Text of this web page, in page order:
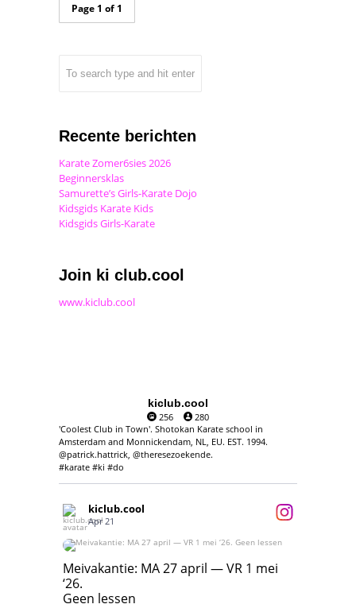
Page 1 of 1
Recente berichten
Karate Zomer6sies 2026
Beginnersklas
Samurette’s Girls-Karate Dojo
Kidsgids Karate Kids
Kidsgids Girls-Karate
Join ki club.cool
www.kiclub.cool
kiclub.cool
256
280
'Coolest Club in Town'. Shotokan Karate school in
Amsterdam and Monnickendam, NL, EU. EST. 1994.
@patrick.hattrick, @theresezoekende.
#karate #ki #do
kiclub.cool
Apr 21
Meivakantie: MA 27 april — VR 1 mei ‘26.
Geen lessen
Meivakantie: MA 27 april — VR 1 mei
‘26.
Geen lessen